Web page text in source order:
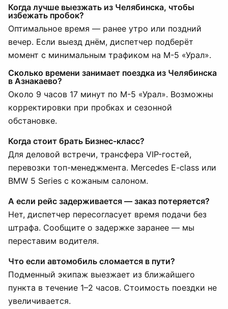
Когда лучше выезжать из Челябинска, чтобы
избежать пробок?
Оптимальное время — ранее утро или поздний
вечер. Если выезд днём, диспетчер подберёт
момент с минимальным трафиком на М-5 «Урал».
Сколько времени занимает поездка из Челябинска
в Азнакаево?
Около 9 часов 17 минут по М-5 «Урал». Возможны
корректировки при пробках и сезонной
обстановке.
Когда стоит брать Бизнес-класс?
Для деловой встречи, трансфера VIP-гостей,
перевозки топ-менеджмента. Mercedes E-class или
BMW 5 Series с кожаным салоном.
А если рейс задерживается — заказ потеряется?
Нет, диспетчер пересогласует время подачи без
штрафа. Сообщите о задержке заранее — мы
переставим водителя.
Что если автомобиль сломается в пути?
Подменный экипаж выезжает из ближайшего
пункта в течение 1–2 часов. Стоимость поездки не
увеличивается.